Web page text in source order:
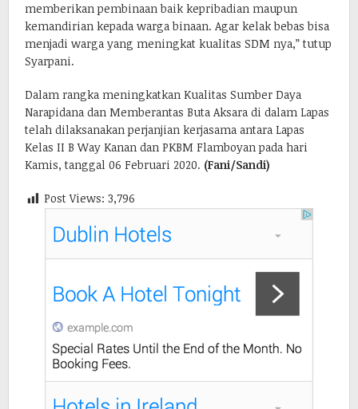
memberikan pembinaan baik kepribadian maupun
kemandirian kepada warga binaan. Agar kelak bebas bisa
menjadi warga yang meningkat kualitas SDM nya,” tutup
Syarpani.
Dalam rangka meningkatkan Kualitas Sumber Daya
Narapidana dan Memberantas Buta Aksara di dalam Lapas
telah dilaksanakan perjanjian kerjasama antara Lapas
Kelas II B Way Kanan dan PKBM Flamboyan pada hari
Kamis, tanggal 06 Februari 2020. (Fani/Sandi)
Post Views: 3,796